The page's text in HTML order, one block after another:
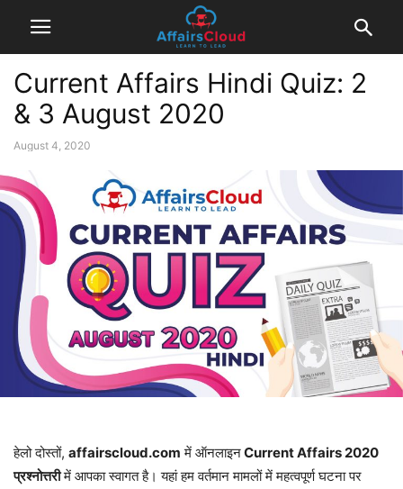
Current Affairs Hindi Quiz: 2
& 3 August 2020
August 4, 2020
हेलो दोस्तों, affairscloud.com में ऑनलाइनCurrent Affairs 2020
प्रश्नोत्तरीमें आपका स्वागत है। यहां हम वर्तमान मामलों में महत्वपूर्ण घटना पर